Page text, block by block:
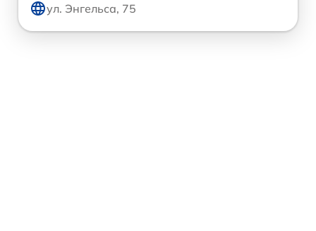
ул. Энгельса, 75